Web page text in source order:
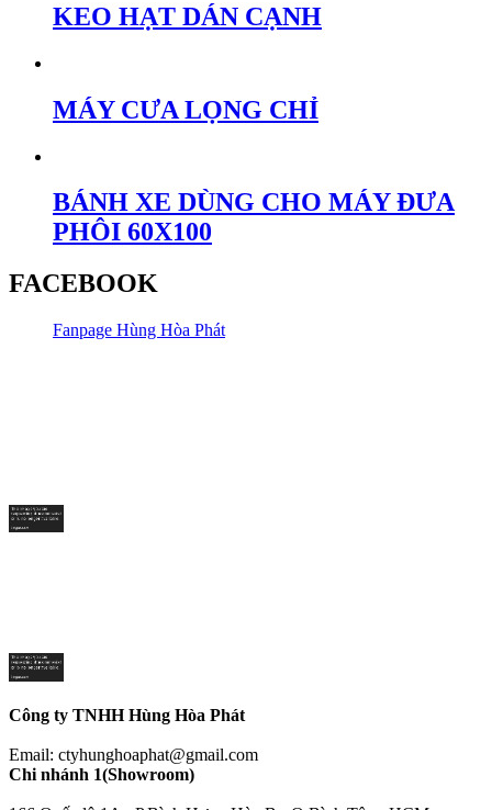
KEO HẠT DÁN CẠNH
MÁY CƯA LỌNG CHỈ
BÁNH XE DÙNG CHO MÁY ĐƯA
PHÔI 60X100
FACEBOOK
Fanpage Hùng Hòa Phát
Công ty TNHH Hùng Hòa Phát
Email: ctyhunghoaphat@gmail.com
Chi nhánh 1(Showroom)